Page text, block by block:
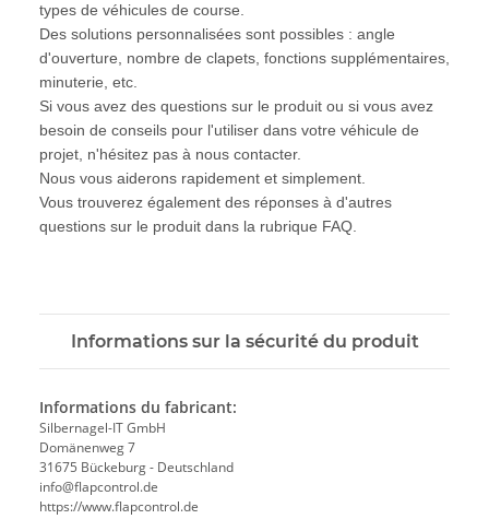
types de véhicules de course.
Des solutions personnalisées sont possibles : angle
d'ouverture, nombre de clapets, fonctions supplémentaires,
minuterie, etc.
Si vous avez des questions sur le produit ou si vous avez
besoin de conseils pour l'utiliser dans votre véhicule de
projet, n'hésitez pas à nous contacter.
Nous vous aiderons rapidement et simplement.
Vous trouverez également des réponses à d'autres
questions sur le produit dans la rubrique FAQ.
Informations sur la sécurité du produit
Informations du fabricant:
Silbernagel-IT GmbH
Domänenweg 7
31675 Bückeburg - Deutschland
info@flapcontrol.de
https://www.flapcontrol.de